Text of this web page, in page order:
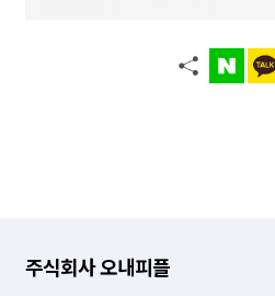
주식회사 오내피플